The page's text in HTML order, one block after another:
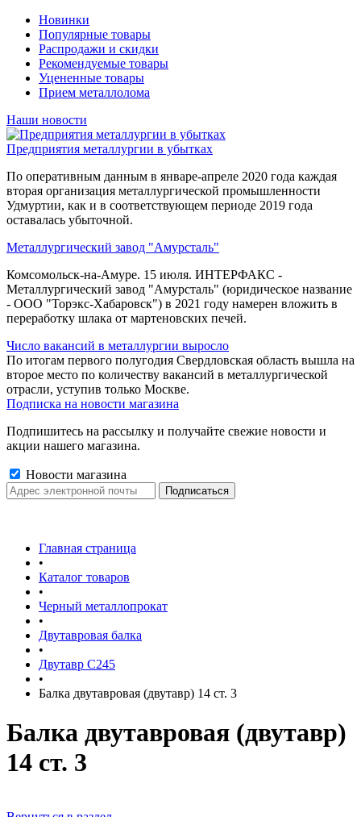
Новинки
Популярные товары
Распродажи и скидки
Рекомендуемые товары
Уцененные товары
Прием металлолома
Наши новости
Предприятия металлургии в убытках
По оперативным данным в январе-апреле 2020 года каждая
вторая организация металлургической промышленности
Удмуртии, как и в соответствующем периоде 2019 года
оставалась убыточной.
Металлургический завод "Амурсталь"
Комсомольск-на-Амуре. 15 июля. ИНТЕРФАКС -
Металлургический завод "Амурсталь" (юридическое название
- ООО "Торэкс-Хабаровск") в 2021 году намерен вложить в
переработку шлака от мартеновских печей.
Число вакансий в металлургии выросло
По итогам первого полугодия Свердловская область вышла на
второе место по количеству вакансий в металлургической
отрасли, уступив только Москве.
Подписка на новости магазина
Подпишитесь на рассылку и получайте свежие новости и
акции нашего магазина.
Новости магазина
Главная страница
•
Каталог товаров
•
Черный металлопрокат
•
Двутавровая балка
•
Двутавр С245
•
Балка двутавровая (двутавр) 14 ст. 3
Балка двутавровая (двутавр)
14 ст. 3